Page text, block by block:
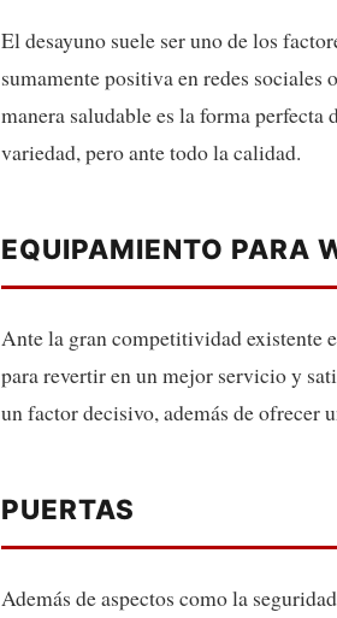
El desayuno suele ser uno de los
sumamente positiva en redes
manera saludable es la forma
variedad, pero ante todo la calidad.
EQUIPAMIENTO PARA
Ante la gran competitividad existente
para revertir en un mejor servicio y
un factor decisivo, además de ofrecer
PUERTAS
Además de aspectos como la